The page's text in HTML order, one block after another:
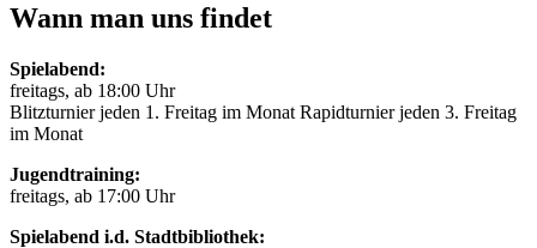
Wann man uns findet
Spielabend:
freitags, ab 18:00 Uhr
Blitzturnier jeden 1. Freitag im Monat Rapidturnier jeden 3. Freitag
im Monat
Jugendtraining:
freitags, ab 17:00 Uhr
Spielabend i.d. Stadtbibliothek: